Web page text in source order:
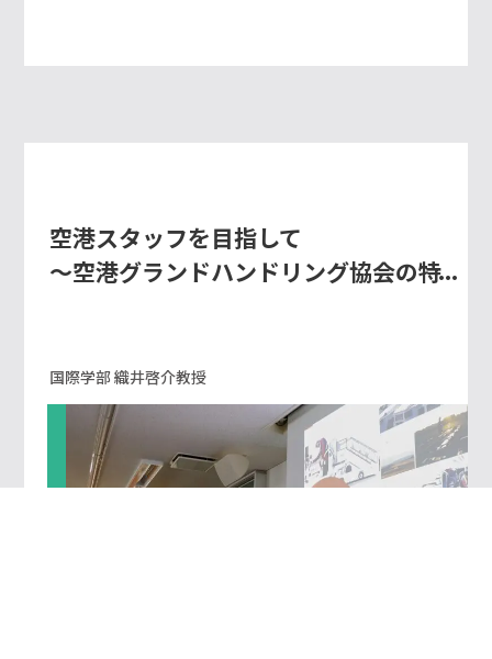
空港スタッフを目指して
～空港グランドハンドリング協会の特
国際学部 織井啓介教授